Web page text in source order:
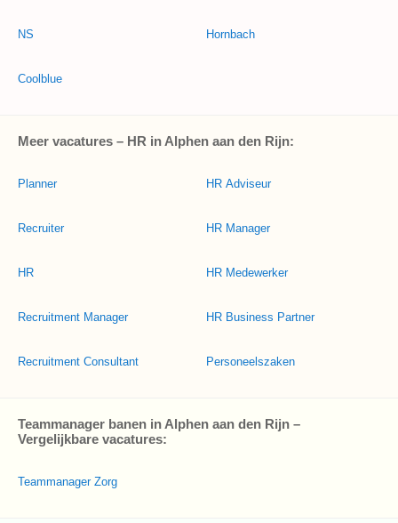
NS
Coolblue
Hornbach
Meer vacatures – HR in Alphen aan den Rijn:
Planner
Recruiter
HR
Recruitment Manager
Recruitment Consultant
HR Adviseur
HR Manager
HR Medewerker
HR Business Partner
Personeelszaken
Teammanager banen in Alphen aan den Rijn –
Vergelijkbare vacatures:
Teammanager Zorg